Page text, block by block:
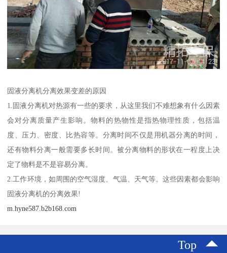
固液分离机分离效果变差的原因
1.固液分离机对热源有一些的要求，从这里我们不难想象有什么因素
会对分离质量产生影响。物料的热物性是指热物理性质，包括温
度、压力、密度、比热容等。分离时间不仅是用机器分离的时间，
还有物料分离一般需要多长时间。被分离物料的形状在一程度上决
定了物料是不是容易分离。
2.工作环境，如周围的空气湿度、气温、天气等。这些因素都会影响
固液分离机的分离效果!
m.hyne587.b2b168.com
Top